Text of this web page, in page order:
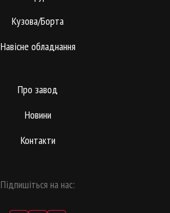
Кузова/Борта
Навісне обладнання
Про завод
Новини
Контакти
Підпишіться на нас: